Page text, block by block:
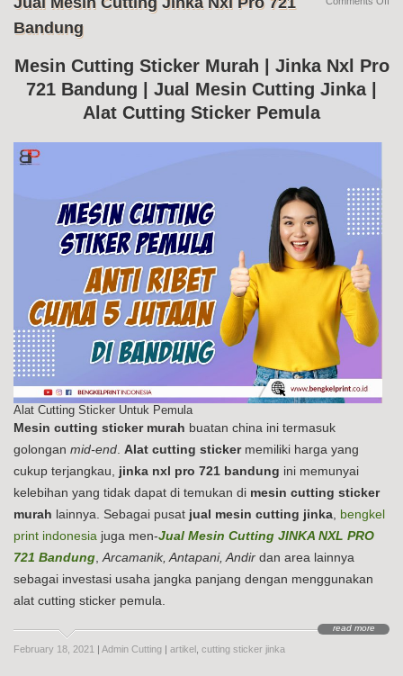
Bandung
Mesin Cutting Sticker Murah | Jinka Nxl Pro
721 Bandung | Jual Mesin Cutting Jinka |
Alat Cutting Sticker Pemula
Alat Cutting Sticker Untuk Pemula
Mesin cutting sticker murah buatan china ini termasuk
golongan mid-end. Alat cutting stickermemiliki harga yang
cukup terjangkau, jinka nxl pro 721 bandung ini memunyai
kelebihan yang tidak dapat di temukan di mesin cutting sticker
murah lainnya. Sebagai pusat jual mesin cutting jinka, bengkel
print indonesia juga men-Jual Mesin Cutting JINKA NXL PRO
721 Bandung,Arcamanik, Antapani, Andir dan area lainnya
sebagai investasi usaha jangka panjang dengan menggunakan
alat cutting sticker pemula.
read more
February 18, 2021 Admin Cutting artikel cutting sticker jinka
Nxl